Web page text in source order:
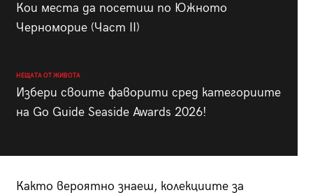
Кои места да посетиш по Южното
Черноморие (Част II)
НЕЩАТА ОТ ЖИВОТА
Избери своите фаворити сред категориите
на Go Guide Seaside Awards 2026!
Както вероятно знаеш, колекциите за